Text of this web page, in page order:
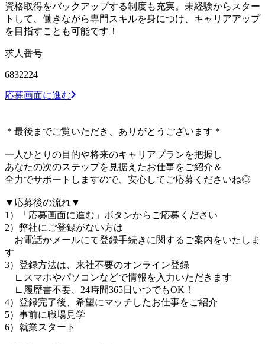
資格取得をバックアップする制度も充実。未経験からスター
トして、働きながら専門スキルを身につけ、キャリアアップ
を目指すことも可能です！
求人番号
6832224
応募画面に進む
＊最後までご覧いただき、ありがとうございます＊
一人ひとりの目的や将来のキャリアプランを把握し
あなたの次のステップを見据えたお仕事をご紹介＆
全力でサポートしますので、安心してご応募くださいね◎
▼応募後の流れ▼
1）「応募画面に進む」ボタンからご応募ください
2）弊社にご登録がない方は
お電話かメールにて登録手続きに関するご案内をいたしま
す
3）登録方法は、来社不要のオンライン登録
∟スマホやパソコンなどで情報を入力いただきます
∟履歴書不要、24時間365日いつでもOK！
4）登録完了後、希望にマッチしたお仕事をご紹介
5）事前に職場見学
6）就業スタート